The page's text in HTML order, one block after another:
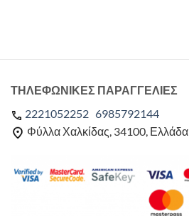
ΤΗΛΕΦΩΝΙΚΕΣ ΠΑΡΑΓΓΕΛΙΕΣ
2221052252 6985792144
Φύλλα Χαλκίδας, 34100, Ελλάδα